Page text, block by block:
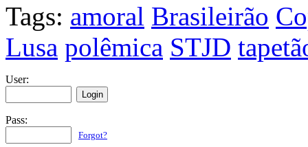
Tags: amoral Brasileirão
Lusa polêmica STJD
User:
Pass:
Forgot?